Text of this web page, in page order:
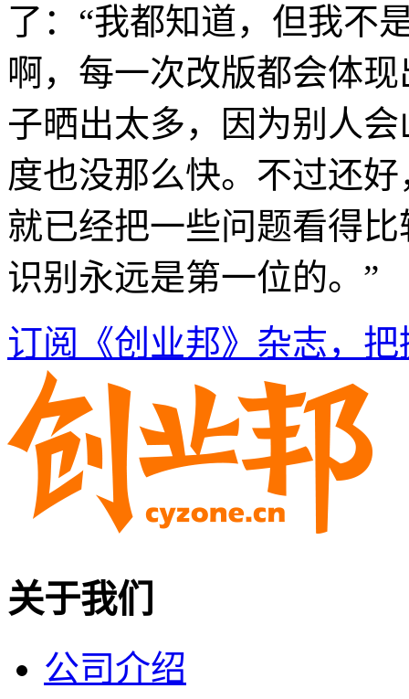
了：“我都知道，但我不
啊，每一次改版都会体
子晒出太多，因为别人
度也没那么快。不过还
就已经把一些问题看得
识别永远是第一位的。”
订阅《创业邦》杂志，
关于我们
公司介绍